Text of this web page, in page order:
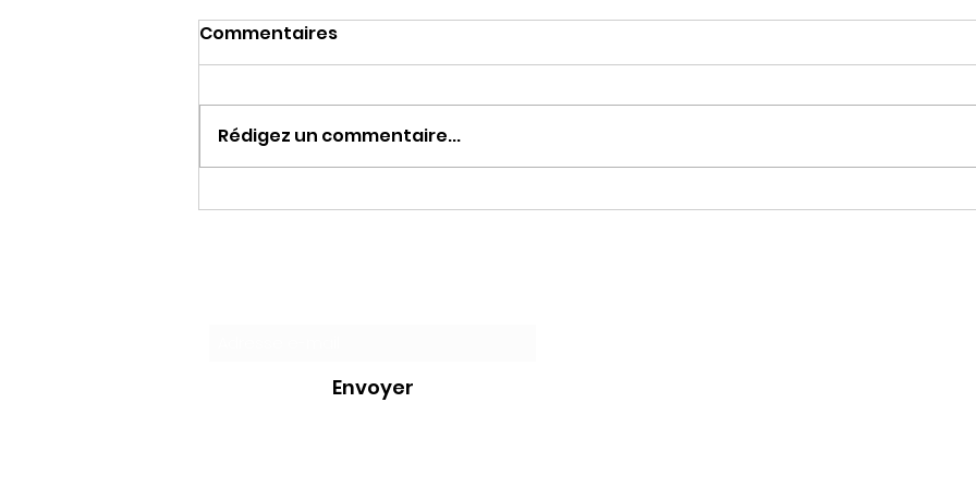
LA HAINE DE MACRON
BON ANNIVERSAIRE MA
aux
Commentaires
Rédigez un commentaire...
Envoyer